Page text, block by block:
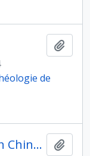
de
Iconographie bouddhique en Chine, au Japon et en Inde